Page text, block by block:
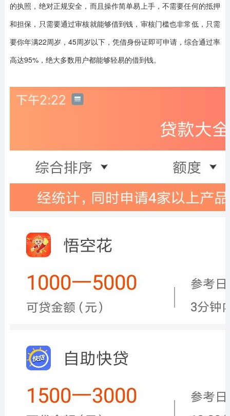
的执照，绝对正规安全，而且操作简单易上手，不需要任何的抵押
和担保，只需要通过审核就能够借到钱，审核门槛也非常低，只需
要你年满22周岁，45周岁以下，凭借身份证即可申请，综合通过率
高达95%，绝大多数用户都能够轻易的借到钱。